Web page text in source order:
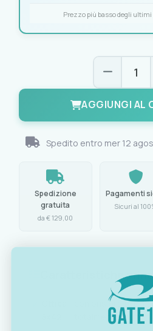
Prezzo più basso degli
AGGIUNGI AL
Spedito entro mer 12
Spedizione
gratuita
da € 129,00
Pagamenti
Sicuri al
Caratteristiche
con prismi a tetto
totalmente multi-